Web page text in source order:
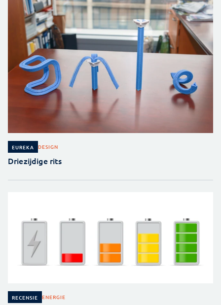
EUREKA DESIGN
Driezijdige rits
RECENSIE ENERGIE